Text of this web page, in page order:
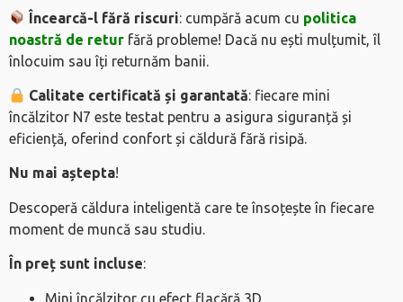
Încearcă-l fără riscuri: cumpără acum cu politica
noastră de retur fără probleme! Dacă nu ești mulțumit, îl
înlocuim sau îți returnăm banii.
Calitate certificată și garantată: fiecare mini
încălzitor N7 este testat pentru a asigura siguranță și
eficiență, oferind confort și căldură fără risipă.
Nu mai aștepta!
Descoperă căldura inteligentă care te însoțește în fiecare
moment de muncă sau studiu.
În preț sunt incluse:
Mini încălzitor cu efect flacără 3D